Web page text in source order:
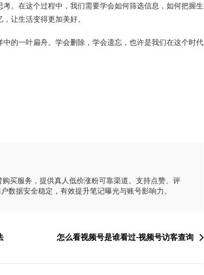
。在这个过程中，我们需要学会如何筛选信息，如何把握生
让生活变得更加美好。
的一叶扁舟。学会删除，学会遗忘，也许是我们在这个时代
买服务，提供真人低价涨粉可靠渠道。支持点赞、评
数据安全稳定，有效提升笔记曝光与账号影响力。
怎么看视频号是谁看过-视频号访客查询